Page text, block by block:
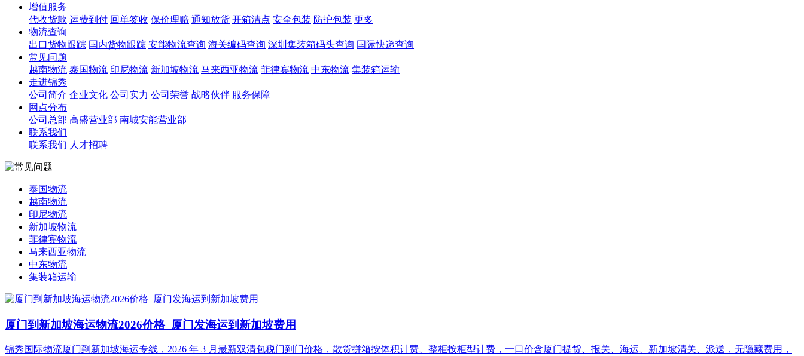
增值服务
代收货款 运费到付 回单签收 保价理赔 通知放货 开箱清点 安全包装 防护包装 更多
物流查询
出口货物跟踪 国内货物跟踪 安能物流查询 海关编码查询 深圳集装箱码头查询 国际快递查询
常见问题
越南物流 泰国物流 印尼物流 新加坡物流 马来西亚物流 菲律宾物流 中东物流 集装箱运输
走进锦秀
公司简介 企业文化 公司实力 公司荣誉 战略伙伴 服务保障
网点分布
公司总部 高盛营业部 南城安能营业部
联系我们
联系我们 人才招聘
泰国物流
越南物流
印尼物流
新加坡物流
菲律宾物流
马来西亚物流
中东物流
集装箱运输
厦门到新加坡海运物流2026价格_厦门发海运到新加坡费用
锦秀国际物流厦门到新加坡海运专线，2026 年 3 月最新双清包税门到门价格，散货拼箱按体积计费、整柜按柜型计费，一口价含厦门提货、报关、海运、新加坡清关、派送，无隐藏费用，